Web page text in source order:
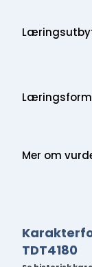
Mer om
TDT4180